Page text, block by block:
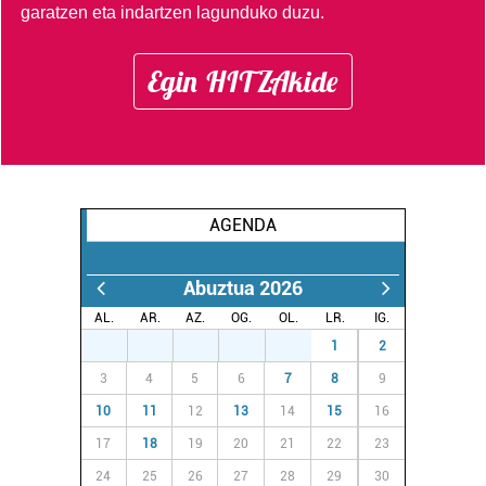
garatzen eta indartzen lagunduko duzu.
Egin HITZAkide
AGENDA
Abuztua 2026
AL. AR. AZ. OG. OL. LR.
IG.
1 2
3 4 5 6 7 8 9
10 11 12 13 14 15 16
17 18 19 20 21 22 23
24 25 26 27 28 29 30